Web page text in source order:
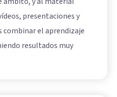
presentaciones y
combinar el aprendizaje
resultados muy